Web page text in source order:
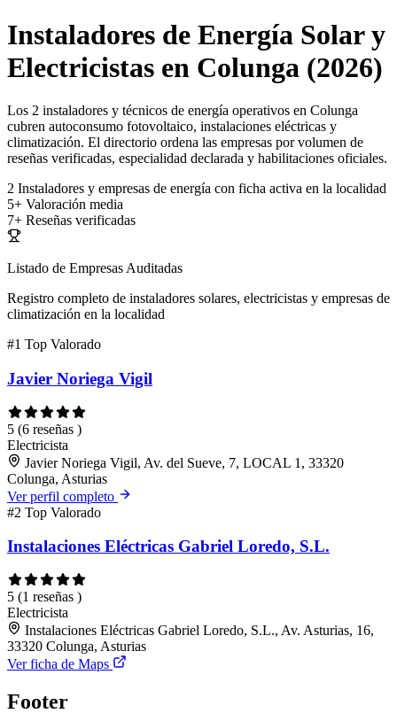
Instaladores de Energía Solar y
Electricistas en Colunga (2026)
Los 2 instaladores y técnicos de energía operativos en Colunga
cubren autoconsumo fotovoltaico, instalaciones eléctricas y
climatización. El directorio ordena las empresas por volumen de
reseñas verificadas, especialidad declarada y habilitaciones oficiales.
2 Instaladores y empresas de energía con ficha activa en la localidad
5+ Valoración media
7+ Reseñas verificadas
Listado de Empresas Auditadas
Registro completo de instaladores solares, electricistas y empresas de
climatización en la localidad
#1 Top Valorado
Javier Noriega Vigil
5 (6 reseñas )
Electricista
Javier Noriega Vigil, Av. del Sueve, 7, LOCAL 1, 33320
Colunga, Asturias
Ver perfil completo
#2 Top Valorado
Instalaciones Eléctricas Gabriel Loredo, S.L.
5 (1 reseñas )
Electricista
Instalaciones Eléctricas Gabriel Loredo, S.L., Av. Asturias, 16,
33320 Colunga, Asturias
Ver ficha de Maps
Footer